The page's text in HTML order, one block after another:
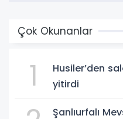
Çok Okunanlar
1
Husiler’den
yitirdi
Şanlıurfalı